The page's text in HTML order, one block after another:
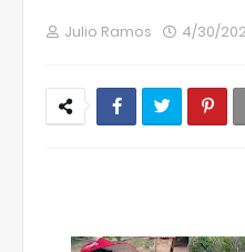
Julio Ramos 4/30/